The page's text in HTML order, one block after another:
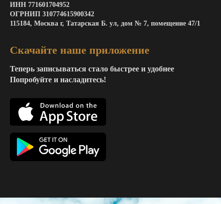
ИНН 771601704952
ОГРНИП 310774615900342
115184, Москва г, Татарская Б. ул, дом № 7, помещение 47/1
Скачайте наше приложение
Теперь записываться стало быстрее и удобнее
Попробуйте и насладитесь!